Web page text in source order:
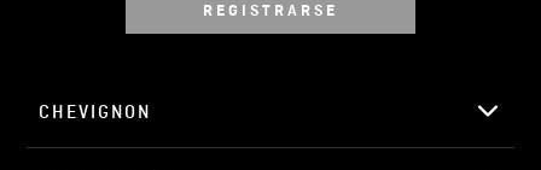
REGISTRARSE
CHEVIGNON